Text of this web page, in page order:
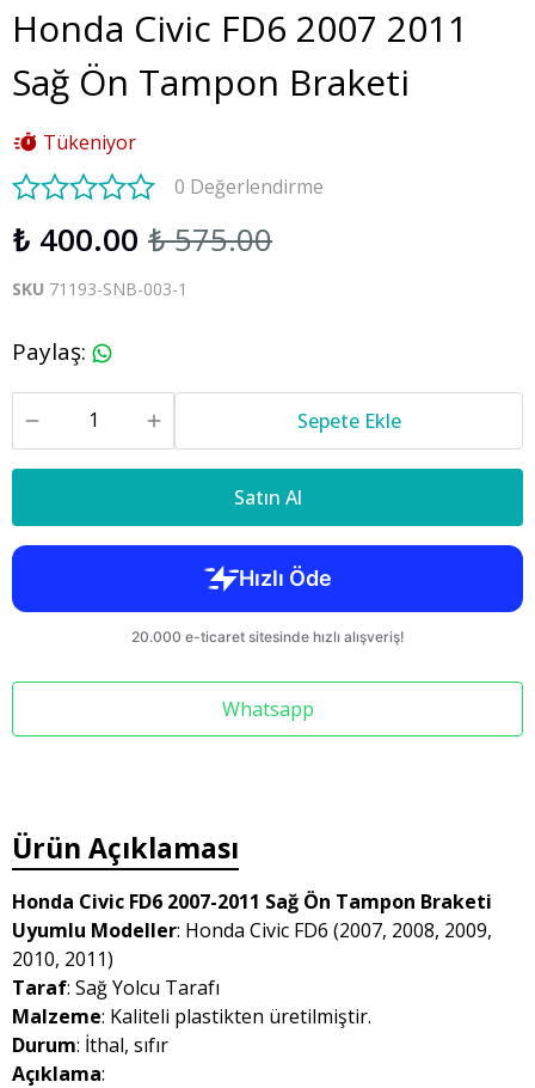
Honda Civic FD6 2007 2011
Sağ Ön Tampon Braketi
Tükeniyor
0 Değerlendirme
₺ 400.00 ₺ 575.00
SKU 71193-SNB-003-1
Paylaş:
Sepete Ekle
Satın Al
Whatsapp
Ürün Açıklaması
Honda Civic FD6 2007-2011 Sağ Ön Tampon Braketi
Uyumlu Modeller: Honda Civic FD6 (2007, 2008, 2009,
2010, 2011)
Taraf: Sağ Yolcu Tarafı
Malzeme: Kaliteli plastikten üretilmiştir.
Durum: İthal, sıfır
Açıklama: